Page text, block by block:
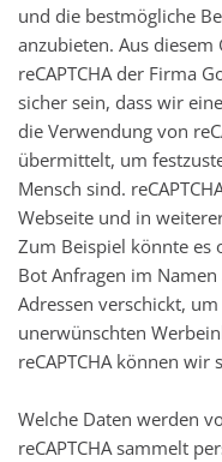
und die bestmögliche
anzubieten. Aus
reCAPTCHA der Firma
sicher sein, dass wir
die Verwendung von
übermittelt, um
Mensch sind.
Webseite und in
Zum Beispiel könnte es
Bot Anfragen im
Adressen verschickt,
unerwünschten
reCAPTCHA können
Welche Daten werden
reCAPTCHA sammelt